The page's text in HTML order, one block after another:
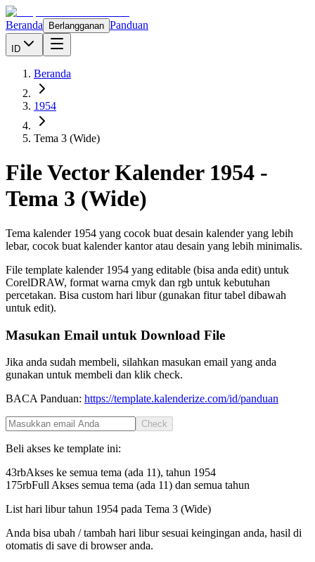
Beranda Berlangganan Panduan
ID
Beranda
1954
Tema 3 (Wide)
File Vector Kalender 1954 -
Tema 3 (Wide)
Tema kalender 1954 yang cocok buat desain kalender yang lebih
lebar, cocok buat kalender kantor atau desain yang lebih minimalis.
File template kalender 1954 yang editable (bisa anda edit) untuk
CorelDRAW, format warna cmyk dan rgb untuk kebutuhan
percetakan. Bisa custom hari libur (gunakan fitur tabel dibawah
untuk edit).
Masukan Email untuk Download File
Jika anda sudah membeli, silahkan masukan email yang anda
gunakan untuk membeli dan klik check.
BACA Panduan: https://template.kalenderize.com/id/panduan
Check
Beli akses ke template ini:
43rbAkses ke semua tema (ada 11), tahun 1954
175rbFull Akses semua tema (ada 11) dan semua tahun
List hari libur tahun 1954 pada Tema 3 (Wide)
Anda bisa ubah / tambah hari libur sesuai keingingan anda, hasil di
otomatis di save di browser anda.